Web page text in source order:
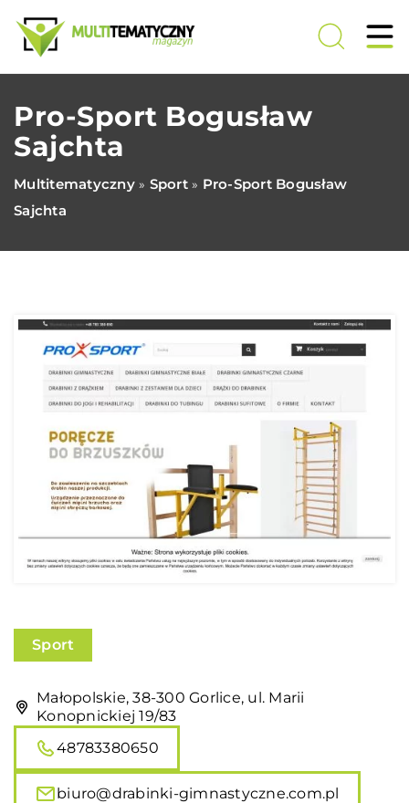
Pro-Sport Bogusław
Sajchta
Multitematyczny» Sport» Pro-Sport Bogusław
Sajchta
Sport
Małopolskie, 38-300 Gorlice, ul. Marii
Konopnickiej 19/83
48783380650
biuro@drabinki-gimnastyczne.com.pl